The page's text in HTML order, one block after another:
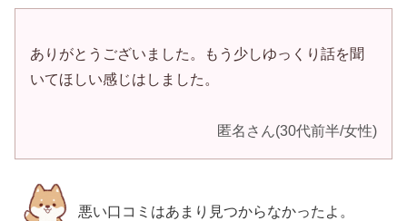
ありがとうございました。もう少しゆっくり話を聞
いてほしい感じはしました。
匿名さん(30代前半/女性)
悪い口コミはあまり見つからなかったよ。